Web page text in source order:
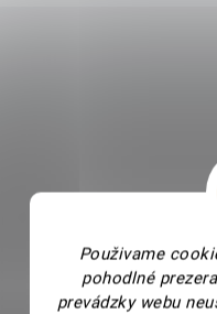
Použivame
pohodlné
prevádzky webu